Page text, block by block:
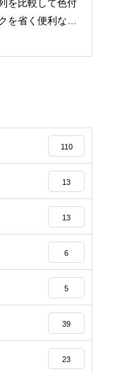
を比較して色付
を省く便利な関
110
13
13
6
5
39
23